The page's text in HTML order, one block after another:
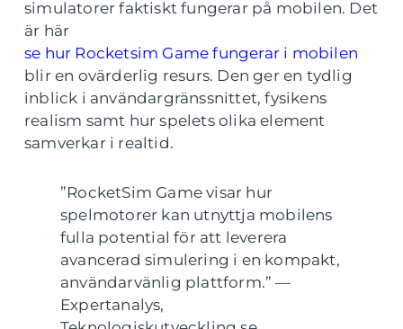
simulatorer faktiskt fungerar på mobilen. Det
är här
se hur Rocketsim Game fungerar i mobilen
blir en ovärderlig resurs. Den ger en tydlig
inblick i användargränssnittet, fysikens
realism samt hur spelets olika element
samverkar i realtid.
”RocketSim Game visar hur
spelmotorer kan utnyttja mobilens
fulla potential för att leverera
avancerad simulering i en kompakt,
användarvänlig plattform.” —
Expertanalys,